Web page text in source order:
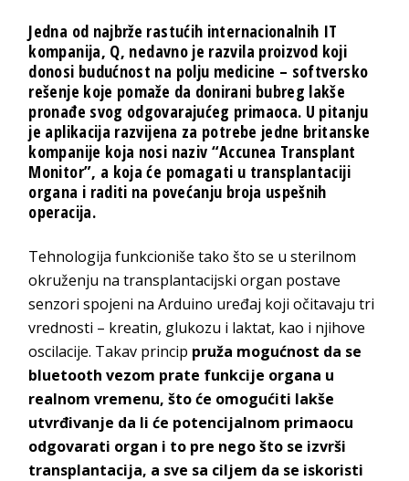
Jedna od najbrže rastućih internacionalnih IT
kompanija, Q, nedavno je razvila proizvod koji
donosi budućnost na polju medicine – softversko
rešenje koje pomaže da donirani bubreg lakše
pronađe svog odgovarajućeg primaoca. U pitanju
je aplikacija razvijena za potrebe jedne britanske
kompanije koja nosi naziv “Accunea Transplant
Monitor”, a koja će pomagati u transplantaciji
organa i raditi na povećanju broja uspešnih
operacija.
Tehnologija funkcioniše tako što se u sterilnom
okruženju na transplantacijski organ postave
senzori spojeni na Arduino uređaj koji očitavaju tri
vrednosti – kreatin, glukozu i laktat, kao i njihove
oscilacije. Takav princip pruža mogućnost da se
bluetooth vezom prate funkcije organa u
realnom vremenu, što će omogućiti lakše
utvrđivanje da li će potencijalnom primaocu
odgovarati organ i to pre nego što se izvrši
transplantacija, a sve sa ciljem da se iskoristi